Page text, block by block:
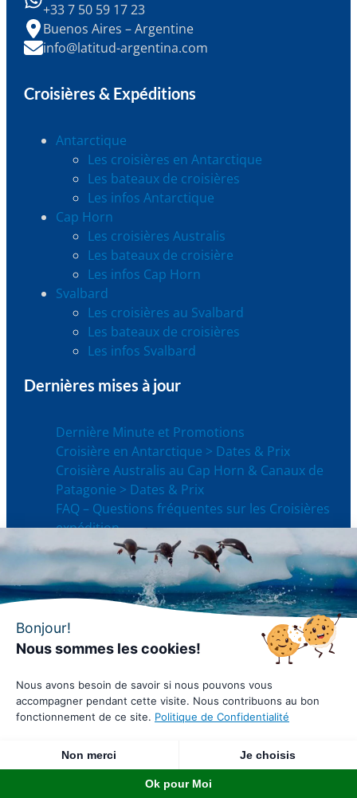
+33 7 50 59 17 23
Buenos Aires – Argentine
info@latitud-argentina.com
Croisières & Expéditions
Antarctique
Les croisières en Antarctique
Les bateaux de croisières
Les infos Antarctique
Cap Horn
Les croisières Australis
Les bateaux de croisière
Les infos Cap Horn
Svalbard
Les croisières au Svalbard
Les bateaux de croisières
Les infos Svalbard
Dernières mises à jour
Dernière Minute et Promotions
Croisière en Antarctique > Dates & Prix
Croisière Australis au Cap Horn & Canaux de
Patagonie > Dates & Prix
FAQ – Questions fréquentes sur les Croisières
expédition
FAQ – Questions fréquentes sur les Croisières
Australis
Guide de voyage en Antarctique
© 2026 Latitud
polaires
Plan du Site–
C.G.V–T&C
Bonjour!
Nous sommes les cookies!
Nous avons besoin de savoir si nous pouvons vous
accompagner pendant cette visite. Nous contribuons au bon
fonctionnement de ce site. Politique de Confidentialité
Non merci Je choisis
Ok pour Moi